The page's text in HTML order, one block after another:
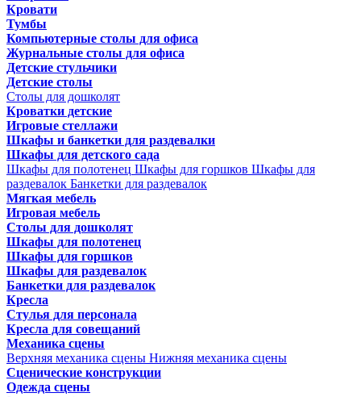
Кровати
Тумбы
Компьютерные столы для офиса
Журнальные столы для офиса
Детские стульчики
Детские столы
Столы для дошколят
Кроватки детские
Игровые стеллажи
Шкафы и банкетки для раздевалки
Шкафы для детского сада
Шкафы для полотенец Шкафы для горшков Шкафы для
раздевалок Банкетки для раздевалок
Мягкая мебель
Игровая мебель
Столы для дошколят
Шкафы для полотенец
Шкафы для горшков
Шкафы для раздевалок
Банкетки для раздевалок
Кресла
Стулья для персонала
Кресла для совещаний
Механика сцены
Верхняя механика сцены Нижняя механика сцены
Сценические конструкции
Одежда сцены